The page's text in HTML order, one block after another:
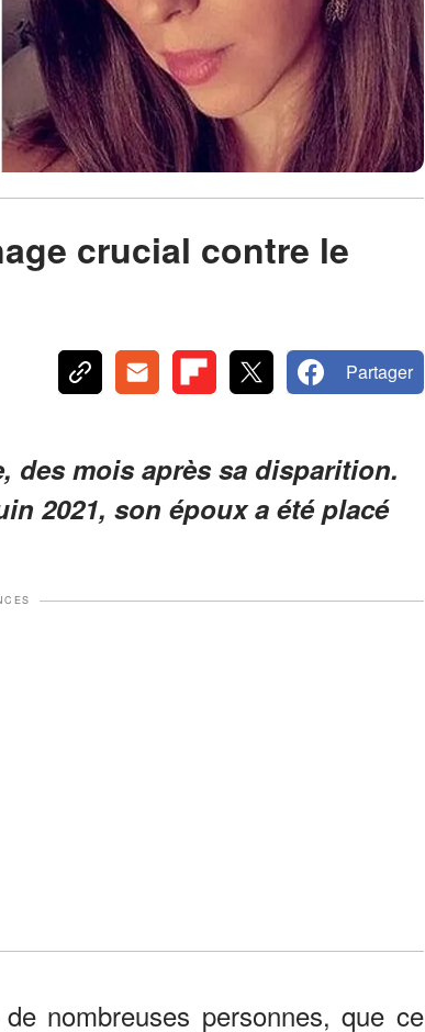
crucial contre le
Partager
des mois après sa disparition.
2021, son époux a été placé
nombreuses personnes, que ce